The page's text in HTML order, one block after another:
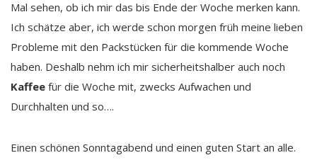
Mal sehen, ob ich mir das bis Ende der Woche merken kann.
Ich schätze aber, ich werde schon morgen früh meine lieben
Probleme mit den Packstücken für die kommende Woche
haben. Deshalb nehm ich mir sicherheitshalber auch noch
Kaffee für die Woche mit, zwecks Aufwachen und
Durchhalten und so….
Einen schönen Sonntagabend und einen guten Start an alle.